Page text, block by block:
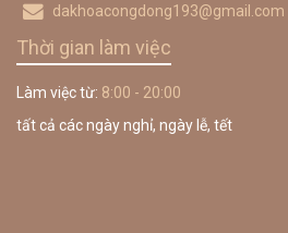
dakhoacongdong193@gmail.com
Thời gian làm việc
Làm việc từ: 8:00 - 20:00
tất cả các ngày nghỉ, ngày lễ, tết